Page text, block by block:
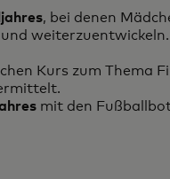
, bei denen
Kurs zum Thema
mit den